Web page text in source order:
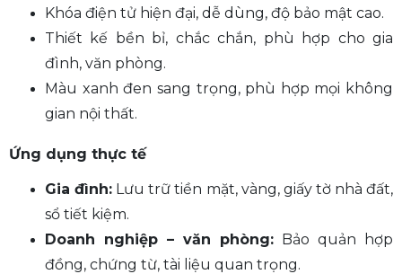
Khóa điện tử hiện đại, dễ dùng, độ bảo mật cao.
Thiết kế bền bỉ, chắc chắn, phù hợp cho gia
đình, văn phòng.
Màu xanh đen sang trọng, phù hợp mọi không
gian nội thất.
Ứng dụng thực tế
Gia đình: Lưu trữ tiền mặt, vàng, giấy tờ nhà đất,
sổ tiết kiệm.
Doanh nghiệp – văn phòng: Bảo quản hợp
đồng, chứng từ, tài liệu quan trọng.